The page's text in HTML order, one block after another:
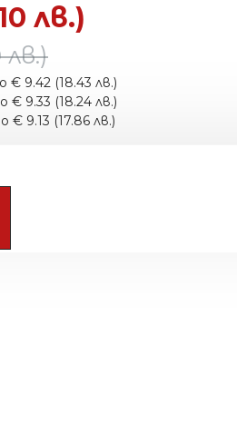
лв.)
лв.)
€ 9.42 (18.43 лв.)
€ 9.33 (18.24 лв.)
€ 9.13 (17.86 лв.)